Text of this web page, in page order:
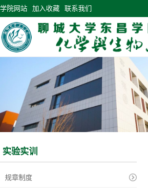
学院网站 加入收藏 联系我们
实验实训
规章制度